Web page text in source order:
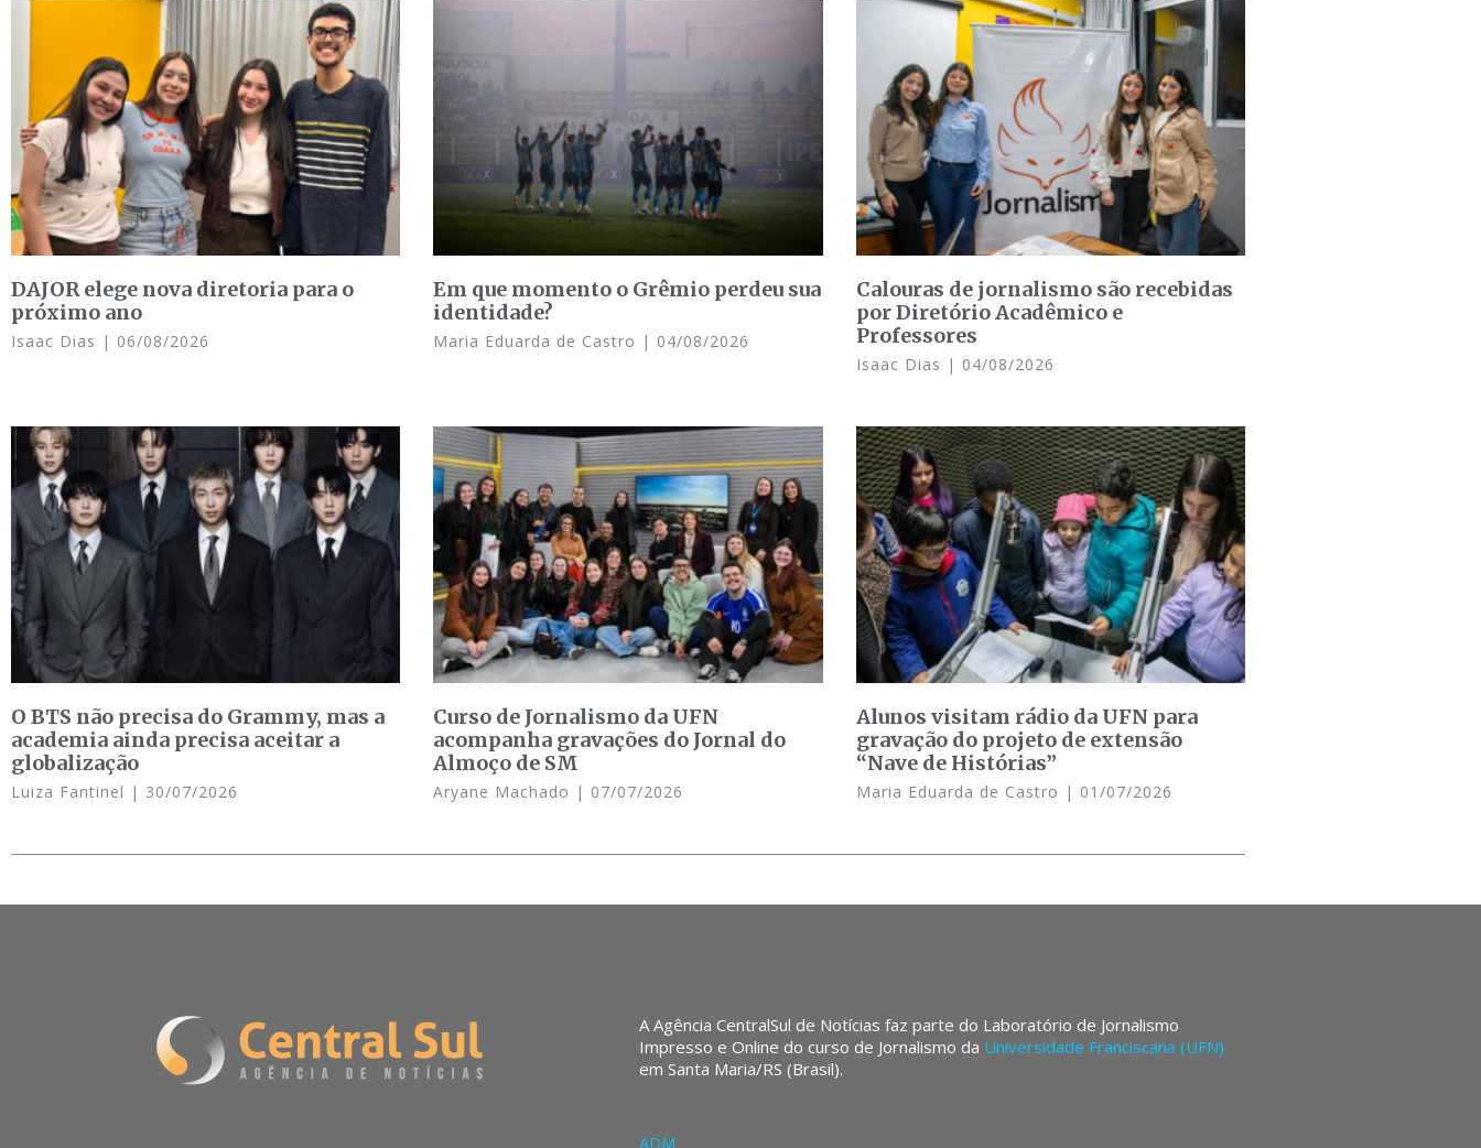
DAJOR elege nova diretoria para o
próximo ano
Isaac Dias 06/08/2026
Em que momento o Grêmio perdeu sua
identidade?
Maria Eduarda de Castro 04/08/2026
Calouras de jornalismo são recebidas
por Diretório Acadêmico e
Professores
Isaac Dias 04/08/2026
O BTS não precisa do Grammy, mas a
academia ainda precisa aceitar a
globalização
Luiza Fantinel 30/07/2026
Curso de Jornalismo da UFN
acompanha gravações do Jornal do
Almoço de SM
Aryane Machado 07/07/2026
Alunos visitam rádio da UFN para
gravação do projeto de extensão
“Nave de Histórias”
Maria Eduarda de Castro 01/07/2026
A Agência CentralSul de Notícias faz parte do Laboratório de Jornalismo
Impresso e Online do curso de Jornalismo da Universidade Franciscana (UFN)
em Santa Maria/RS (Brasil).
ADM